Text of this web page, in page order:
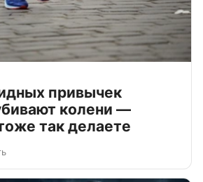
привычек
колени —
так делаете